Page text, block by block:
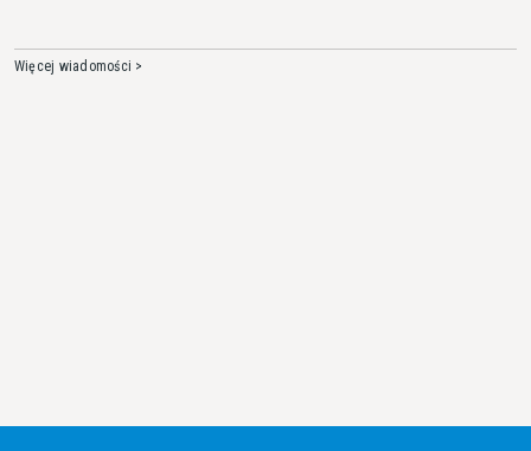
Więcej wiadomości >